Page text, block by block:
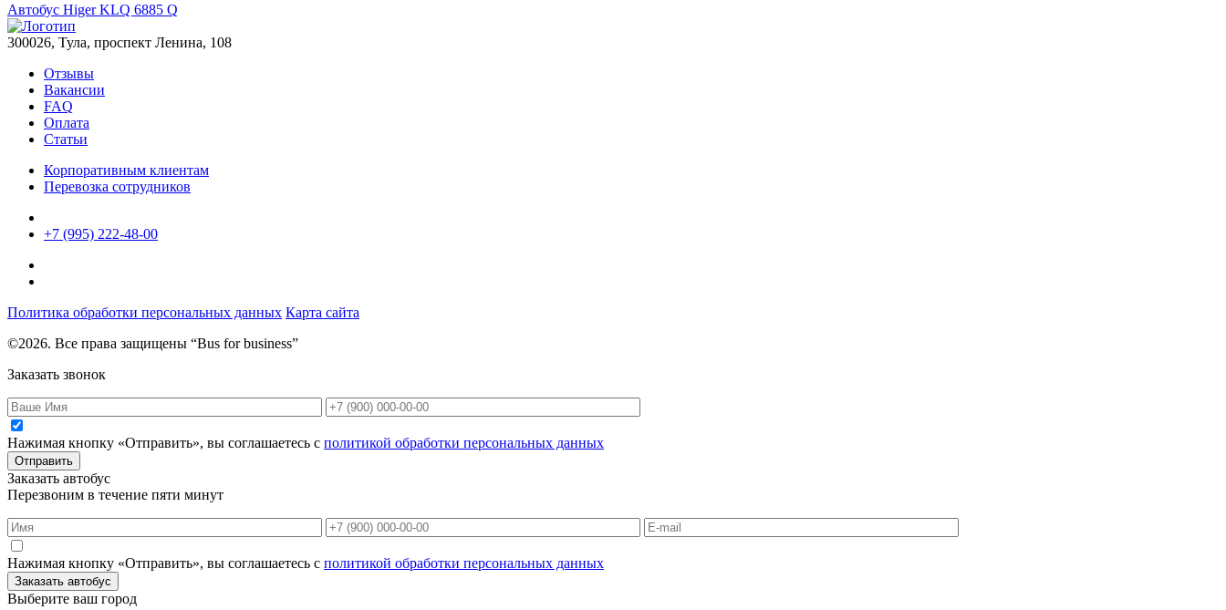
Автобус Higer KLQ 6885 Q
300026, Тула, проспект Ленина, 108
Отзывы
Вакансии
FAQ
Оплата
Статьи
Корпоративным клиентам
Перевозка сотрудников
+7 (995) 222-48-00
Политика обработки персональных данных Карта сайта
©2026. Все права защищены “Bus for business”
Заказать звонок
Нажимая кнопку «Отправить», вы соглашаетесь с политикой обработки персональных данных
Отправить
Заказать автобус
Перезвоним в течение пяти минут
Нажимая кнопку «Отправить», вы соглашаетесь с политикой обработки персональных данных
Заказать автобус
Выберите ваш город